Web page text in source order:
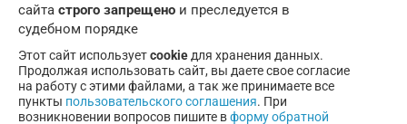
сайта строго запрещено и преследуется в
судебном порядке
Этот сайт используетcookie для хранения данных.
Продолжая использовать сайт, вы даете свое согласие
на работу с этими файлами, а так же принимаете все
пункты пользовательского соглашения. При
возникновении вопросов пишите вформу обратной